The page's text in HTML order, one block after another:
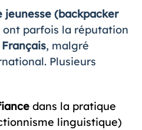
jeunesse (backpacker
ont parfois la réputation
Français, malgré
Plusieurs
dans la pratique
linguistique)